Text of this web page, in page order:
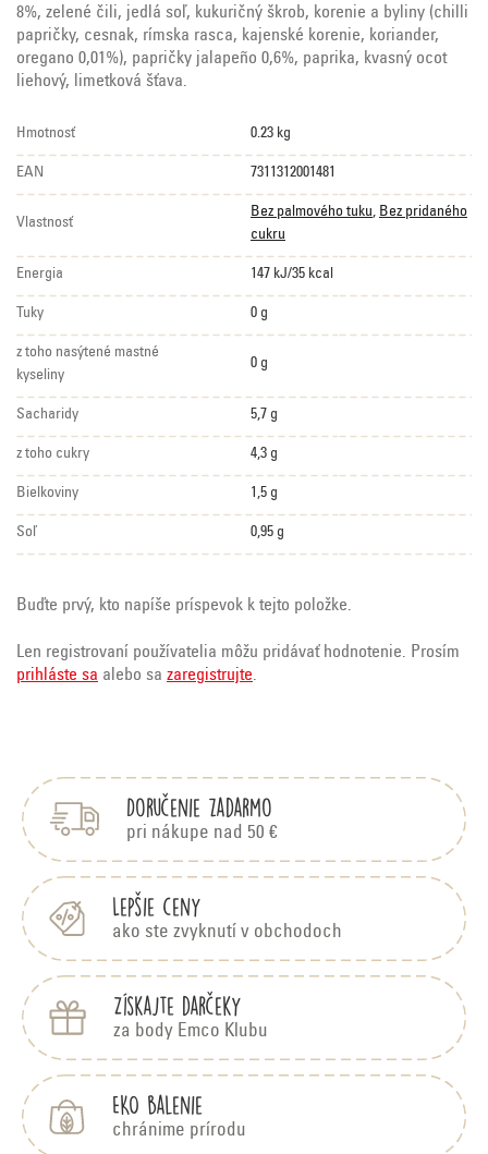
8%, zelené čili, jedlá soľ, kukuričný škrob, korenie a byliny (chilli
papričky, cesnak, rímska rasca, kajenské korenie, koriander,
oregano 0,01%), papričky jalapeño 0,6%, paprika, kvasný ocot
liehový, limetková šťava.
Hmotnosť 0.23 kg
EAN 7311312001481
Vlastnosť
Bez palmového tuku, Bez pridaného
cukru
Energia 147 kJ/35 kcal
Tuky 0 g
z toho nasýtené mastné
kyseliny
0 g
Sacharidy 5,7 g
z toho cukry 4,3 g
Bielkoviny 1,5 g
Soľ 0,95 g
Buďte prvý, kto napíše príspevok k tejto položke.
Len registrovaní používatelia môžu pridávať hodnotenie. Prosím
prihláste sa alebo sa zaregistrujte.
Doručenie zadarmo
pri nákupe nad 50 €
Lepšie ceny
ako ste zvyknutí v obchodoch
Získajte darčeky
za body Emco Klubu
EKO balenie
chránime prírodu